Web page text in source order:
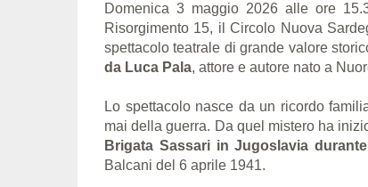
Domenica 3 maggio 2026 alle ore
Risorgimento 15, il Circolo Nuova
spettacolo teatrale di grande valore
da Luca Pala, attore e autore nato a
Lo spettacolo nasce da un ricordo
mai della guerra. Da quel mistero ha
Brigata Sassari in Jugoslavia
Balcani del 6 aprile 1941.